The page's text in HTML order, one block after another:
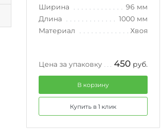
Ширина
96 мм
Длина
1000 мм
Материал
Хвоя
Цена за упаковку 450 руб.
В корзину
Купить в 1 клик